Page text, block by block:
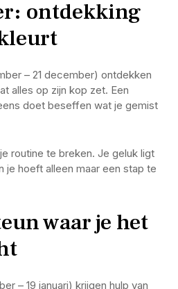
ontdekking
– 21 december) ontdekken
alles op zijn kop zet. Een
doet beseffen wat je gemist
routine te breken. Je geluk ligt
je hoeft alleen maar een stap te
waar je het
– 19 januari) krijgen hulp van